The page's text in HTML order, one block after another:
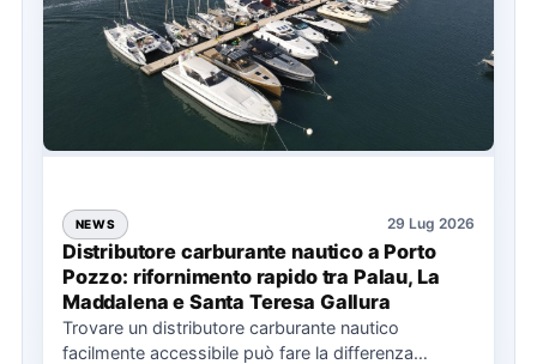
NEWS 29 Lug 2026
Distributore carburante nautico a Porto
Pozzo: rifornimento rapido tra Palau, La
Maddalena e Santa Teresa Gallura
Trovare un distributore carburante nautico
facilmente accessibile può fare la differenza